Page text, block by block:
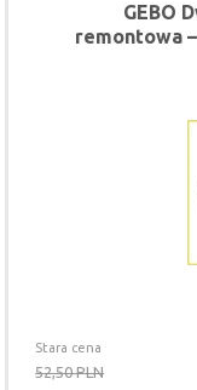
Stara cena
52,50 PLN
GEBO
remontowa